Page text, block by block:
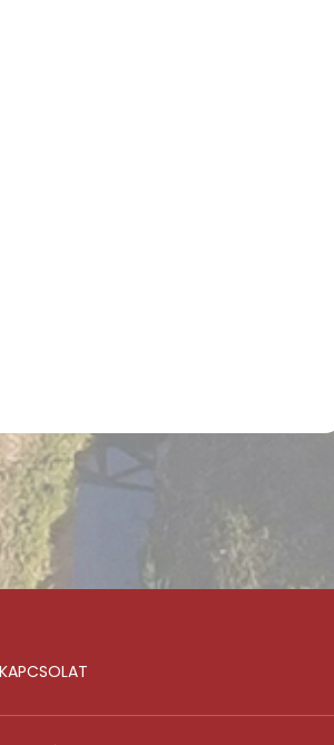
KAPCSOLAT